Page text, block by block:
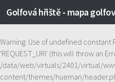
Skip to content
Warning: Use of undefined constant
'REQUEST_URI' (this will throw an
/data/web/virtuals/2401/virtual/
content/themes/hueman/